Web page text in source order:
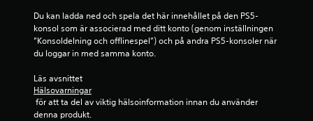
p
å
3
Du kan ladda ned och spela det här innehållet på den PS5-
konsol som är associerad med ditt konto (genom inställningen
”Konsoldelning och offlinespel”) och på andra PS5-konsoler när
du loggar in med samma konto.
Läs avsnittet
Hälsovarningar
denna produkt.